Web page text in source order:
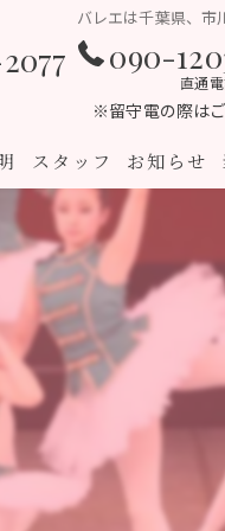
バレエは千葉県、市
090-
直通
※留守電の際は
スタッフ お知らせ